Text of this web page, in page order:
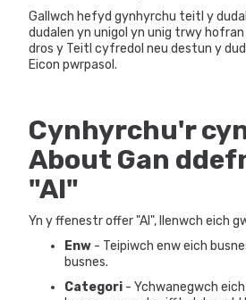
Gallwch hefyd gynhyrchu teitl y
dudalen yn unigol yn unig trwy
dros y Teitl cyfredol neu destun y
Eicon pwrpasol.
Cynhyrchu'r
About Gan
"AI"
Yn y ffenestr offer "AI", llenwch eich
Enw - Teipiwch enw eich
busnes.
Categori - Ychwanegwch